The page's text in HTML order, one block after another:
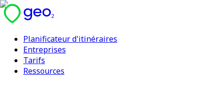
Planificateur d'itinéraires
Entreprises
Tarifs
Ressources